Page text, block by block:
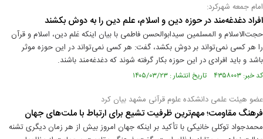
امام جمعه شهرکرد:
افراد دغدغه‌مند در حوزه دین و اسلام، علم دین را به دوش بکشند
حجت‌الاسلام و المسلمین سیدابوالحسن فاطمی با بیان اینکه عَلم دین، اسلام و قرآن
را هر کسی نمی‌تواند بر دوش بکشد، گفت: هر کسی نمی‌تواند در این حوزه موثر
باشد و باید افرادی در این حوزه بکار گرفته شوند که دغدغه‌مند باشند.
کد خبر: ۴۳۵۸۰۰۳ تاریخ انتشار : ۱۴۰۵/۰۳/۲۳
عضو هیئت علمی دانشکده علوم قرآنی مشهد بیان کرد
فرهنگ مقاومت؛ مهم‌ترین ظرفیت تشیع برای ارتباط با ملت‌های جهان
محمدجواد توکلی خانیکی با تأکید بر اینکه جهان امروز بیش از هر زمان دیگری تشنه